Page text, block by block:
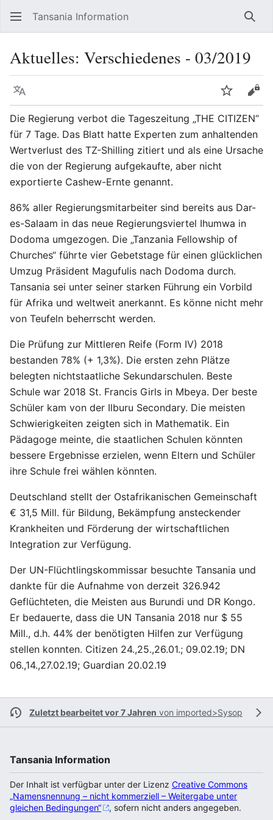
Tansania Information
Aktuelles: Verschiedenes - 03/2019
Sprache
Die Regierung verbot die Tageszeitung „THE CITIZEN“
für 7 Tage. Das Blatt hatte Experten zum anhaltenden
Wertverlust des TZ-Shilling zitiert und als eine Ursache
die von der Regierung aufgekaufte, aber nicht
exportierte Cashew-Ernte genannt.
86% aller Regierungsmitarbeiter sind bereits aus Dar-
es-Salaam in das neue Regierungsviertel Ihumwa in
Dodoma umgezogen. Die „Tanzania Fellowship of
Churches“ führte vier Gebetstage für einen glücklichen
Umzug Präsident Magufulis nach Dodoma durch.
Tansania sei unter seiner starken Führung ein Vorbild
für Afrika und weltweit anerkannt. Es könne nicht mehr
von Teufeln beherrscht werden.
Die Prüfung zur Mittleren Reife (Form IV) 2018
bestanden 78% (+ 1,3%). Die ersten zehn Plätze
belegten nichtstaatliche Sekundarschulen. Beste
Schule war 2018 St. Francis Girls in Mbeya. Der beste
Schüler kam von der Ilburu Secondary. Die meisten
Schwierigkeiten zeigten sich in Mathematik. Ein
Pädagoge meinte, die staatlichen Schulen könnten
bessere Ergebnisse erzielen, wenn Eltern und Schüler
ihre Schule frei wählen könnten.
Deutschland stellt der Ostafrikanischen Gemeinschaft
€ 31,5 Mill. für Bildung, Bekämpfung ansteckender
Krankheiten und Förderung der wirtschaftlichen
Integration zur Verfügung.
Der UN-Flüchtlingskommissar besuchte Tansania und
dankte für die Aufnahme von derzeit 326.942
Geflüchteten, die Meisten aus Burundi und DR Kongo.
Er bedauerte, dass die UN Tansania 2018 nur $ 55
Mill., d.h. 44% der benötigten Hilfen zur Verfügung
stellen konnten. Citizen 24.,25.,26.01.; 09.02.19; DN
06.,14.,27.02.19; Guardian 20.02.19
Zuletzt bearbeitet vor 7 Jahren von imported>Sysop
Tansania Information
Der Inhalt ist verfügbar unter der Lizenz Creative Commons
„Namensnennung – nicht kommerziell – Weitergabe unter
gleichen Bedingungen“
, sofern nicht anders angegeben.